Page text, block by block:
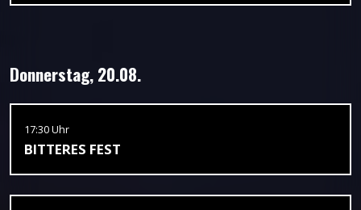
Donnerstag, 20.08.
17:30 Uhr
BITTERES FEST